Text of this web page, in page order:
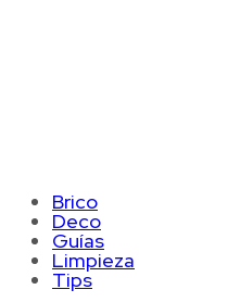
Brico
Deco
Guías
Limpieza
Tips